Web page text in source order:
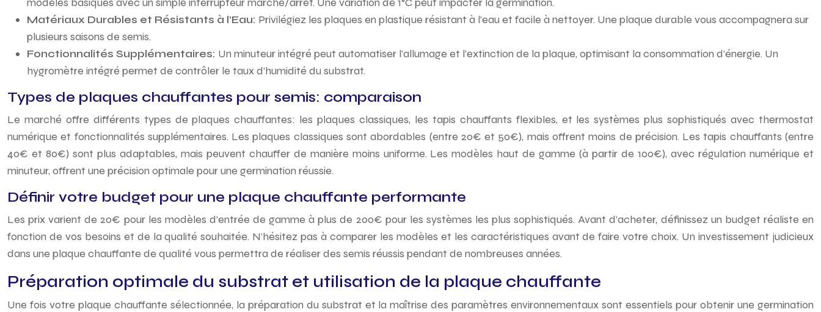
Matériaux Durables et Résistants à l’Eau: Privilégiez les plaques en plastique résistant à l’eau et facile à nettoyer. Une plaque durable vous accompagnera sur
plusieurs saisons de semis.
Fonctionnalités Supplémentaires: Un minuteur intégré peut automatiser l’allumage et l’extinction de la plaque, optimisant la consommation d’énergie. Un
hygromètre intégré permet de contrôler le taux d’humidité du substrat.
Types de plaques chauffantes pour semis: comparaison
Le marché offre différents types de plaques chauffantes: les plaques classiques, les tapis chauffants flexibles, et les systèmes plus sophistiqués avec thermostat
numérique et fonctionnalités supplémentaires. Les plaques classiques sont abordables (entre 20€ et 50€), mais offrent moins de précision. Les tapis chauffants (entre
40€ et 80€) sont plus adaptables, mais peuvent chauffer de manière moins uniforme. Les modèles haut de gamme (à partir de 100€), avec régulation numérique et
minuteur, offrent une précision optimale pour une germination réussie.
Définir votre budget pour une plaque chauffante performante
Les prix varient de 20€ pour les modèles d’entrée de gamme à plus de 200€ pour les systèmes les plus sophistiqués. Avant d’acheter, définissez un budget réaliste en
fonction de vos besoins et de la qualité souhaitée. N’hésitez pas à comparer les modèles et les caractéristiques avant de faire votre choix. Un investissement judicieux
dans une plaque chauffante de qualité vous permettra de réaliser des semis réussis pendant de nombreuses années.
Préparation optimale du substrat et utilisation de la plaque chauffante
Une fois votre plaque chauffante sélectionnée, la préparation du substrat et la maîtrise des paramètres environnementaux sont essentiels pour obtenir une germination